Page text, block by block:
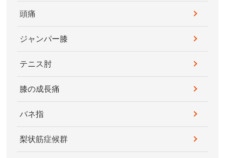
頭痛
ジャンパー膝
テニス肘
膝の成長痛
バネ指
梨状筋症候群